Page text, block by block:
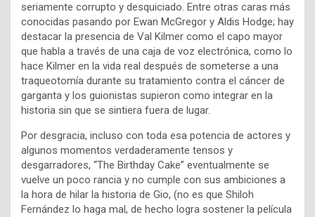
seriamente corrupto y desquiciado. Entre otras caras más
conocidas pasando por Ewan McGregor y Aldis Hodge; hay
destacar la presencia de Val Kilmer como el capo mayor
que habla a través de una caja de voz electrónica, como lo
hace Kilmer en la vida real después de someterse a una
traqueotomía durante su tratamiento contra el cáncer de
garganta y los guionistas supieron como integrar en la
historia sin que se sintiera fuera de lugar.
Por desgracia, incluso con toda esa potencia de actores y
algunos momentos verdaderamente tensos y
desgarradores, “The Birthday Cake” eventualmente se
vuelve un poco rancia y no cumple con sus ambiciones a
la hora de hilar la historia de Gio, (no es que Shiloh
Fernández lo haga mal, de hecho logra sostener la película